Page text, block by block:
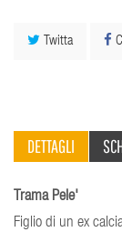
Twitta
DETTAGLI
Trama Pele'
Figlio di un ex